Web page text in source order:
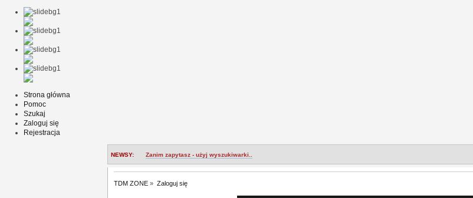
Strona główna
Pomoc
Szukaj
Zaloguj się
Rejestracja
NEWSY: Zanim zapytasz - użyj wyszukiwarki..
TDM ZONE » Zaloguj się